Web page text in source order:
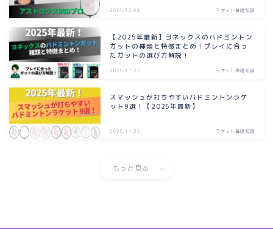
2025.12.04 ラケット基礎知識
【2025年最新】ヨネックスのバドミントン
ガットの種類と特徴まとめ！プレイに合っ
たガットの選び方解説！
2025.11.27 ラケット基礎知識
スマッシュが打ちやすいバドミントンラケ
ット9選！【2025年最新】
2025.11.22 ラケット基礎知識
もっと見る